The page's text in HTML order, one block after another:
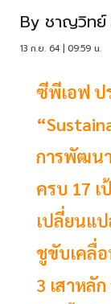
By ชาญวิท
13 ก.ย. 64 | 09:59 น.
ซีพีเอฟ ป
การพัฒน
ครบ 17 เ
เปลี่ยนแ
ชูขับเคลื่
3 เสาหลั